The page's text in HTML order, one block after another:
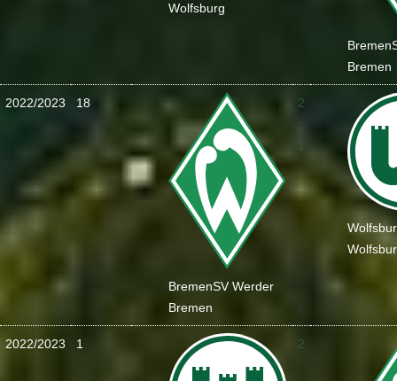
Wolfsburg
Bremen
Bremen
2022/2023 18
BremenSV Werder
Bremen
2
:
1
2022/2023 1
2
: